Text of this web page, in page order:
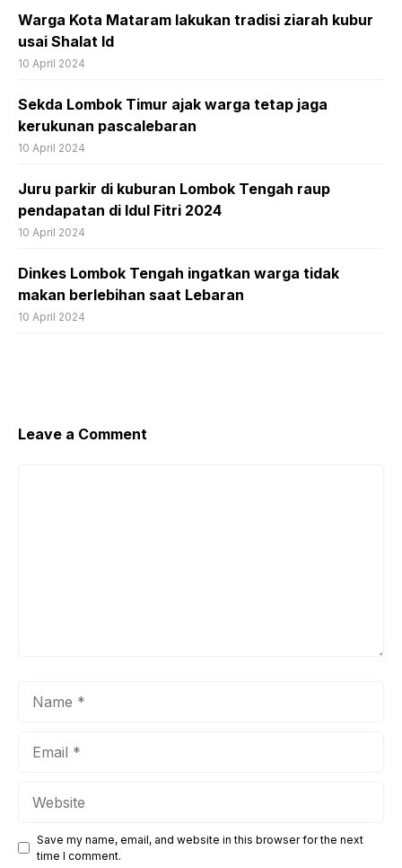
Warga Kota Mataram lakukan tradisi ziarah kubur
usai Shalat Id
10 April 2024
Sekda Lombok Timur ajak warga tetap jaga
kerukunan pascalebaran
10 April 2024
Juru parkir di kuburan Lombok Tengah raup
pendapatan di Idul Fitri 2024
10 April 2024
Dinkes Lombok Tengah ingatkan warga tidak
makan berlebihan saat Lebaran
10 April 2024
Leave a Comment
Save my name, email, and website in this browser for the next
time I comment.